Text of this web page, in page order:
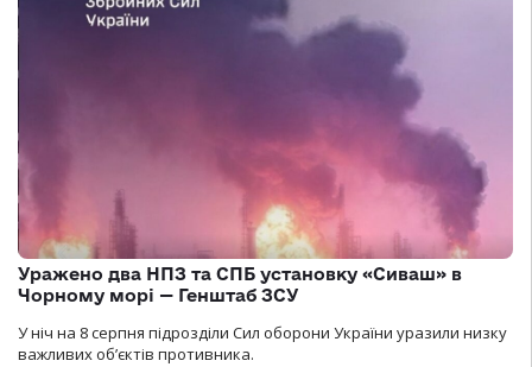
Уражено два НПЗ та СПБ установку «Сиваш» в
Чорному морі — Генштаб ЗСУ
У ніч на 8 серпня підрозділи Сил оборони України уразили низку
важливих об’єктів противника.